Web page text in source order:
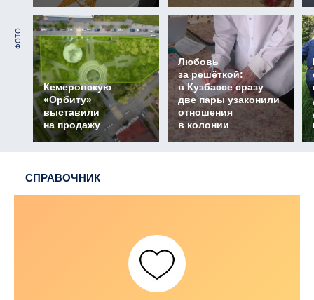
ФОТО
Кемеровскую
«Орбиту»
выставили
на продажу
Любовь
за решёткой:
в Кузбассе сразу
две пары узаконили
отношения
в колонии
СПРАВОЧНИК